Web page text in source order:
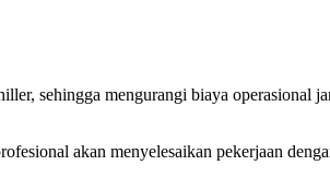
sehingga mengurangi biaya operasional
akan menyelesaikan pekerjaan